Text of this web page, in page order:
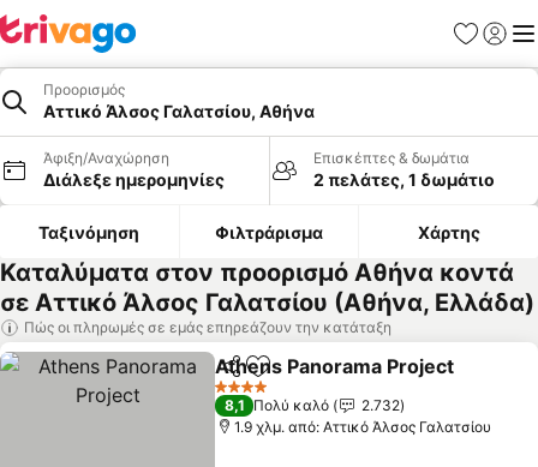
Προορισμός
Αττικό Άλσος Γαλατσίου, Αθήνα
Άφιξη/Αναχώρηση
Διάλεξε ημερομηνίες
Επισκέπτες & δωμάτια
2 πελάτες, 1 δωμάτιο
Ταξινόμηση Φιλτράρισμα Χάρτης
Καταλύματα στον προορισμό Αθήνα κοντά
σε Αττικό Άλσος Γαλατσίου (Αθήνα, Ελλάδα)
Πώς οι πληρωμές σε εμάς επηρεάζουν την κατάταξη
Κοινοποίηση
Προσθήκη στα αγαπημένα
Athens Panorama Project
4 Αστέρια
8,1 Πολύ καλό
2.732
1.9 χλμ. από: Αττικό Άλσος Γαλατσίου